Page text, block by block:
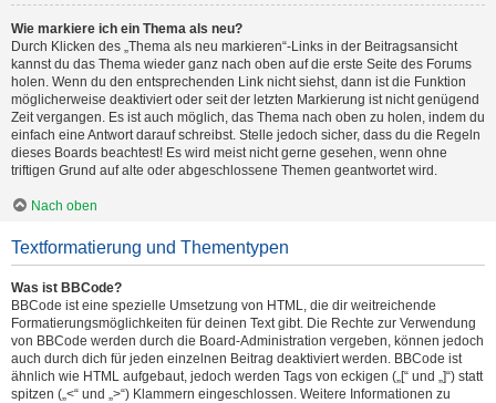
Wie markiere ich ein Thema als neu?
Durch Klicken des „Thema als neu markieren“-Links in der Beitragsansicht
kannst du das Thema wieder ganz nach oben auf die erste Seite des Forums
holen. Wenn du den entsprechenden Link nicht siehst, dann ist die Funktion
möglicherweise deaktiviert oder seit der letzten Markierung ist nicht genügend
Zeit vergangen. Es ist auch möglich, das Thema nach oben zu holen, indem du
einfach eine Antwort darauf schreibst. Stelle jedoch sicher, dass du die Regeln
dieses Boards beachtest! Es wird meist nicht gerne gesehen, wenn ohne
triftigen Grund auf alte oder abgeschlossene Themen geantwortet wird.
Nach oben
Textformatierung und Thementypen
Was ist BBCode?
BBCode ist eine spezielle Umsetzung von HTML, die dir weitreichende
Formatierungsmöglichkeiten für deinen Text gibt. Die Rechte zur Verwendung
von BBCode werden durch die Board-Administration vergeben, können jedoch
auch durch dich für jeden einzelnen Beitrag deaktiviert werden. BBCode ist
ähnlich wie HTML aufgebaut, jedoch werden Tags von eckigen („[“ und „]“) statt
spitzen („<“ und „>“) Klammern eingeschlossen. Weitere Informationen zu